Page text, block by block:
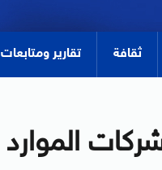
ثقافة تقارير ومتابعات
الموارد